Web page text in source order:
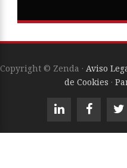
Copyright © Zenda · Aviso
de Cookies ·